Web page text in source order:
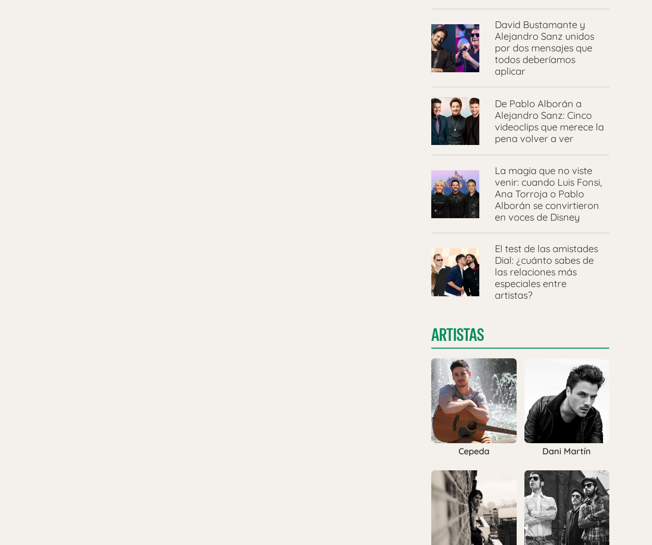
David Bustamante y
Alejandro Sanz unidos
por dos mensajes que
todos deberíamos
aplicar
De Pablo Alborán a
Alejandro Sanz: Cinco
videoclips que merece la
pena volver a ver
La magia que no viste
venir: cuando Luis Fonsi,
Ana Torroja o Pablo
Alborán se convirtieron
en voces de Disney
El test de las amistades
Dial: ¿cuánto sabes de
las relaciones más
especiales entre
artistas?
ARTISTAS
Cepeda Dani Martín